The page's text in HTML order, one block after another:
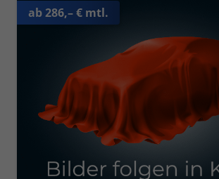
ab 286,– € mtl.